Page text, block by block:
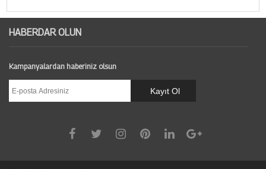
HABERDAR OLUN
Kampanyalardan haberiniz olsun